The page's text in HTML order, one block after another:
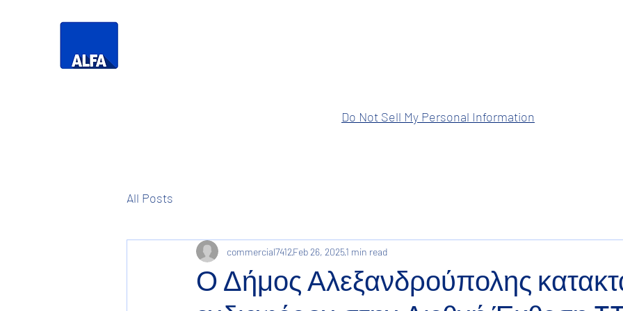
Do Not Sell My Personal Information
All Posts
Ο Δήμος Αλεξανδρούπολης
commercial7412Feb 26, 20251 min read